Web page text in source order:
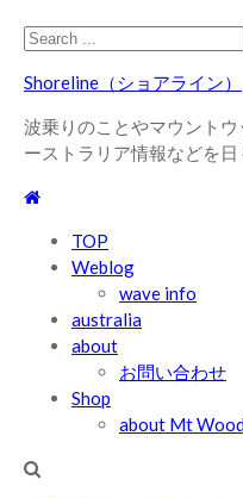
Skip
navigation
Skip
content
Search
Shoreline（ショアライン）
波乗りのことやマウント
ーストラリア情報などを日
TOP
Weblog
wave info
australia
about
お問い合わせ
Shop
about Mt